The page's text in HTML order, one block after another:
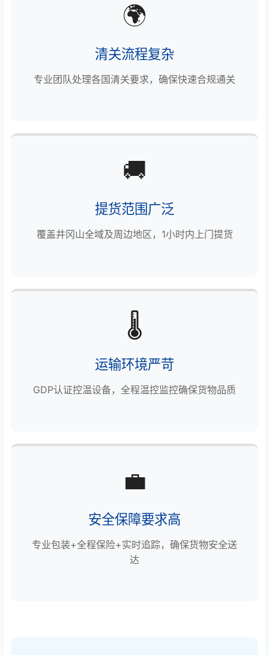
🌍
清关流程复杂
专业团队处理各国清关要求，确保快速合规通关
🚚
提货范围广泛
覆盖井冈山全域及周边地区，1小时内上门提货
🌡️
运输环境严苛
GDP认证控温设备，全程温控监控确保货物品质
💼
安全保障要求高
专业包装+全程保险+实时追踪，确保货物安全送
达